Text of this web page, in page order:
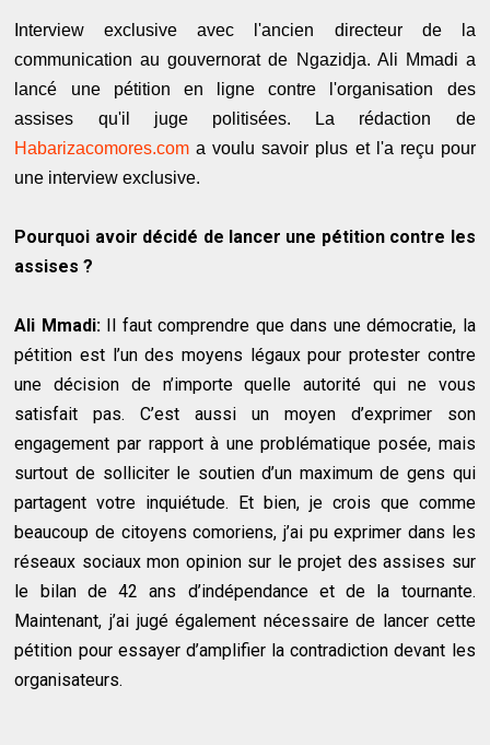
Interview exclusive avec l'ancien directeur de la
communication au gouvernorat de Ngazidja. Ali Mmadi a
lancé une pétition en ligne contre l'organisation des
assises qu'il juge politisées. La rédaction de
Habarizacomores.com a voulu savoir plus et l'a reçu pour
une interview exclusive.
Pourquoi avoir décidé de lancer une pétition contre les
assises ?
Ali Mmadi:Il faut comprendre que dans une démocratie, la
pétition est l’un des moyens légaux pour protester contre
une décision de n’importe quelle autorité qui ne vous
satisfait pas. C’est aussi un moyen d’exprimer son
engagement par rapport à une problématique posée, mais
surtout de solliciter le soutien d’un maximum de gens qui
partagent votre inquiétude. Et bien, je crois que comme
beaucoup de citoyens comoriens, j’ai pu exprimer dans les
réseaux sociaux mon opinion sur le projet des assises sur
le bilan de 42 ans d’indépendance et de la tournante.
Maintenant, j’ai jugé également nécessaire de lancer cette
pétition pour essayer d’amplifier la contradiction devant les
organisateurs.